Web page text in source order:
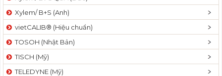
v
a
t
Xylem/ B+S (Anh)
vietCALIB® (Hiệu chuẩn)
TOSOH (Nhật Bản)
TISCH (Mỹ)
TELEDYNE (Mỹ)